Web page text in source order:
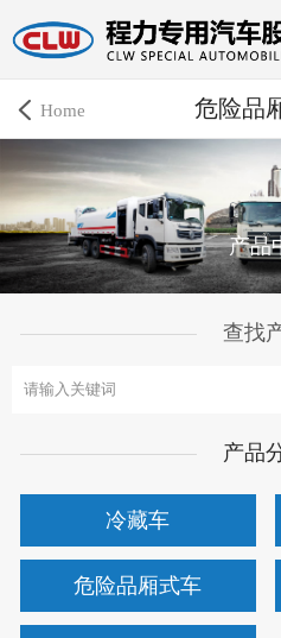
Home 危险品
产品
查找
产品
冷藏车
危险品厢式车